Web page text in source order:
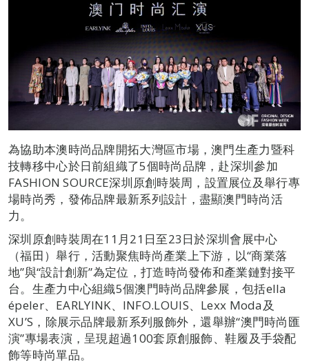
為協助本澳時尚品牌開拓大灣區市場，澳門生產力暨科
技轉移中心於日前組織了5個時尚品牌，赴深圳參加
FASHION SOURCE深圳原創時裝周，設置展位及舉行專
場時尚秀，發佈品牌最新系列設計，盡顯澳門時尚活
力。
深圳原創時裝周在11月21日至23日於深圳會展中心
（福田）舉行，活動聚焦時尚產業上下游，以“商業落
地”與“設計創新”為定位，打造時尚發佈和產業鏈對接平
台。生產力中心組織5個澳門時尚品牌參展，包括ella
épeler、EARLYINK、INFO.LOUIS、Lexx Moda及
XU’S，除展示品牌最新系列服飾外，還舉辦“澳門時尚匯
演”專場表演，呈現超過100套原創服飾、鞋履及手袋配
飾等時尚單品。